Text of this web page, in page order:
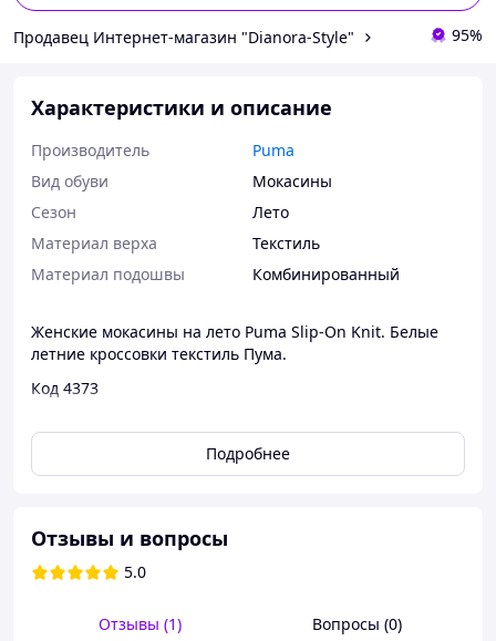
Продавец Интернет-магазин "Dianora-Style" 95%
Характеристики и описание
Производитель
Puma
Вид обуви
Мокасины
Сезон
Лето
Материал верха
Текстиль
Материал подошвы
Комбинированный
Женские мокасины на лето Puma Slip-On Knit. Белые
летние кроссовки текстиль Пума.
Код 4373
37 - 23.5 см
40 - 25.5 см
41 - 26.0 см
Материал подошвы: комбинированный
Подробнее
Отзывы и вопросы
5.0
Отзывы (1) Вопросы (0)